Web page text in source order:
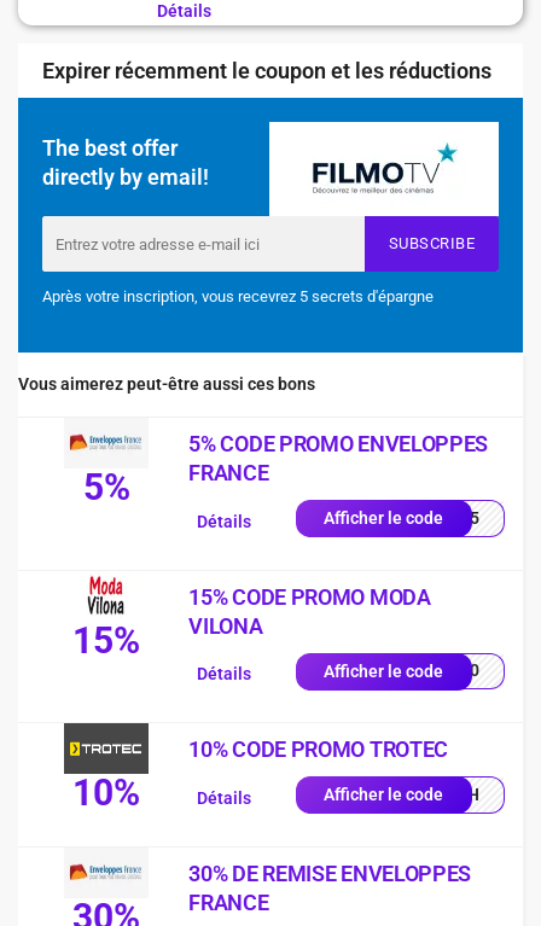
Détails
Expirer récemment le coupon et les réductions
The best offer
directly by email!
SUBSCRIBE
Après votre inscription, vous recevrez 5 secrets d'épargne
Vous aimerez peut-être aussi ces bons
5%
5% CODE PROMO ENVELOPPES
FRANCE
Afficher le codeRST5
Détails
15%
15% CODE PROMO MODA
VILONA
Afficher le code8040
Détails
10%
10% CODE PROMO TROTEC
Afficher le codeLASH
Détails
30%
30% DE REMISE ENVELOPPES
FRANCE